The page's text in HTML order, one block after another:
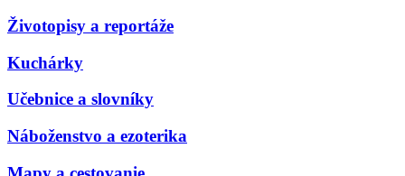
Životopisy a reportáže
Kuchárky
Učebnice a slovníky
Náboženstvo a ezoterika